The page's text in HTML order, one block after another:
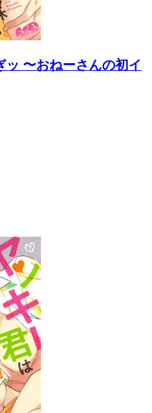
ッ 〜おねーさんの初イ